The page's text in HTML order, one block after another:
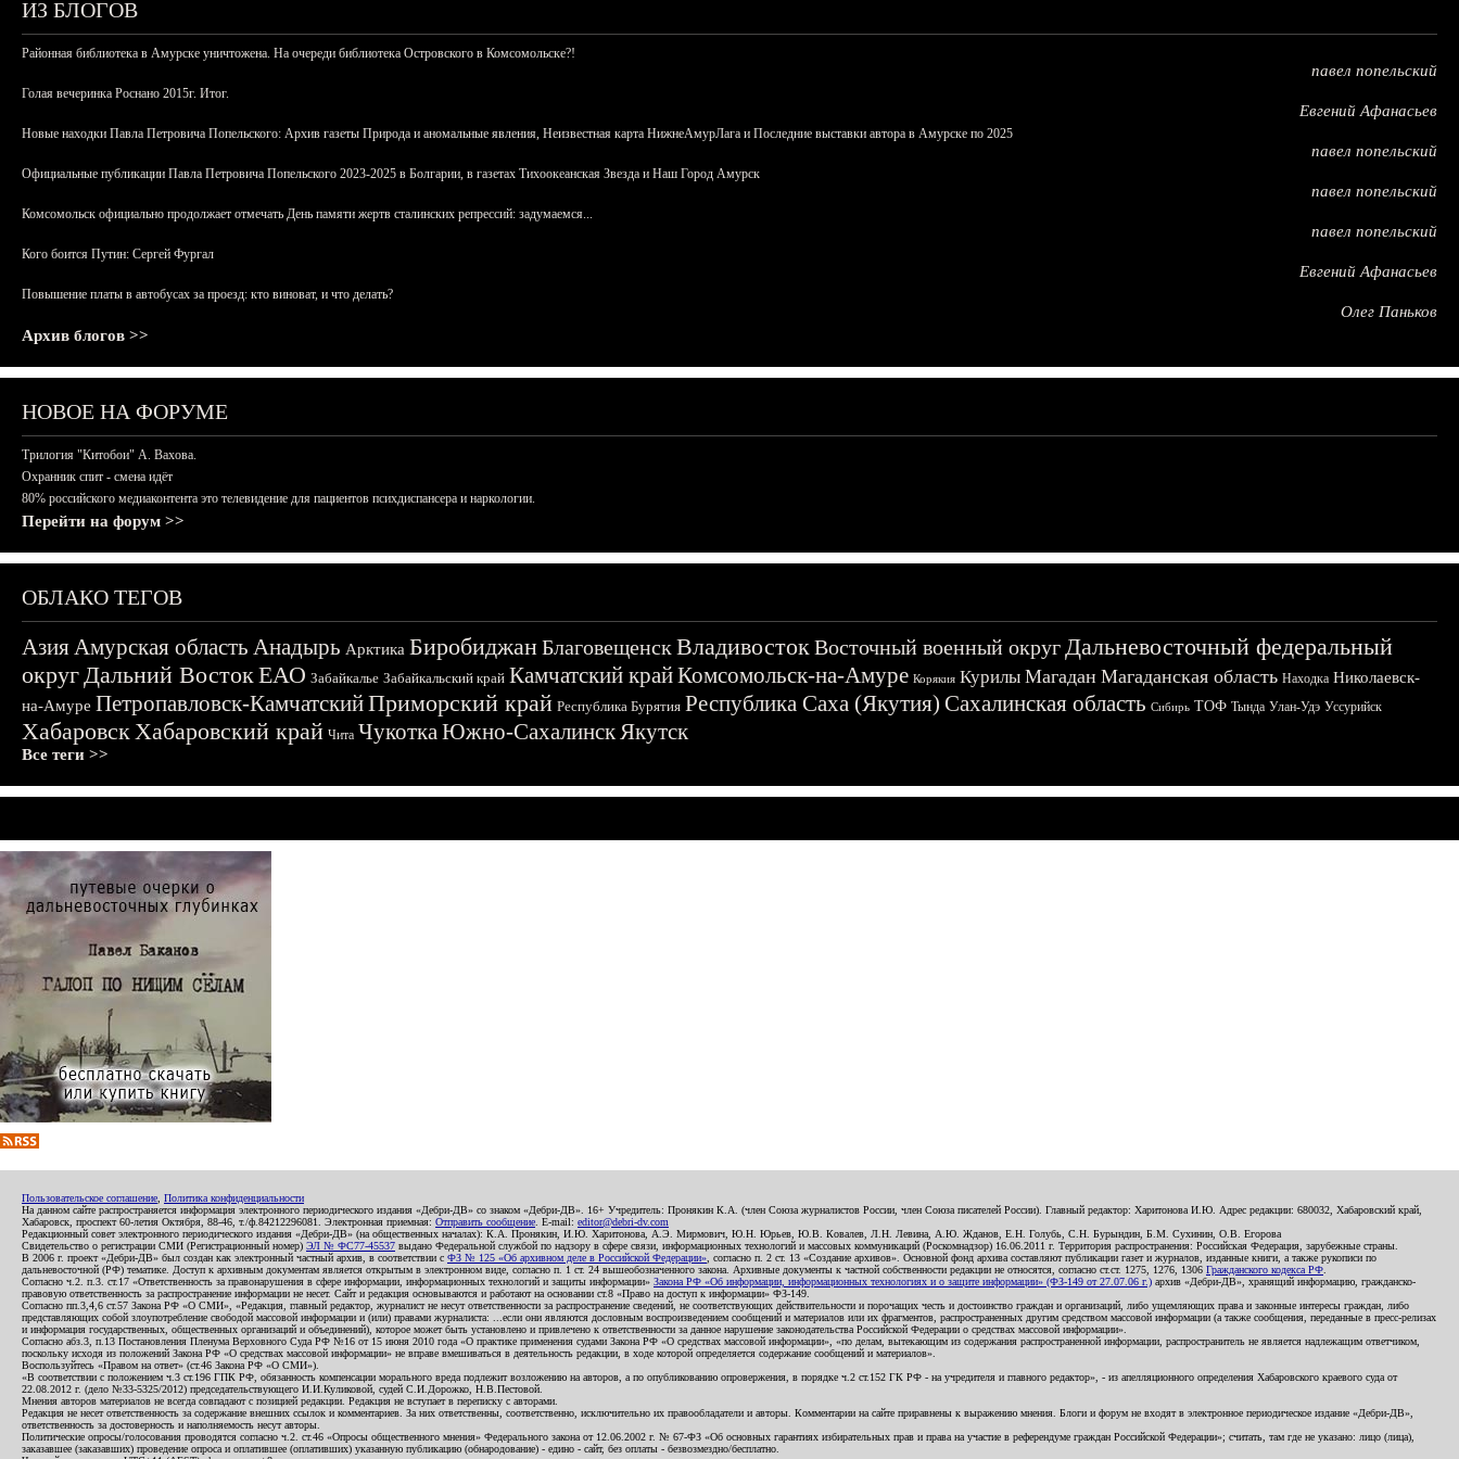
ИЗ БЛОГОВ
Районная библиотека в Амурске уничтожена. На очереди библиотека Островского в Комсомольске?!
павел попельский
Голая вечеринка Роснано 2015г. Итог.
Евгений Афанасьев
Новые находки Павла Петровича Попельского: Архив газеты Природа и аномальные явления, Неизвестная карта НижнеАмурЛага и Последние выставки автора в Амурске по 2025
павел попельский
Официальные публикации Павла Петровича Попельского 2023-2025 в Болгарии, в газетах Тихоокеанская Звезда и Наш Город Амурск
павел попельский
Комсомольск официально продолжает отмечать День памяти жертв сталинских репрессий: задумаемся...
павел попельский
Кого боится Путин: Сергей Фургал
Евгений Афанасьев
Повышение платы в автобусах за проезд: кто виноват, и что делать?
Олег Паньков
Архив блогов >>
НОВОЕ НА ФОРУМЕ
Трилогия "Китобои" А. Вахова.
Охранник спит - смена идёт
80% российского медиаконтента это телевидение для пациентов психдиспансера и наркологии.
Перейти на форум >>
ОБЛАКО ТЕГОВ
АзияАмурская область Анадырь Арктика БиробиджанБлаговещенскВладивостокВосточный военный округДальневосточный федеральный
округДальний ВостокЕАО Забайкалье Забайкальский край Камчатский крайКомсомольск-на-Амуре Корякия Курилы Магадан Магаданская область Находка Николаевск-
на-Амуре Петропавловск-КамчатскийПриморский край Республика Бурятия Республика Саха (Якутия) Сахалинская область Сибирь ТОФ Тында Улан-Удэ Уссурийск
ХабаровскХабаровский край Чита ЧукоткаЮжно-СахалинскЯкутск
Все теги >>
Пользовательское соглашение Политика конфиденциальности
На данном сайте распространяется информация электронного периодического издания «Дебри-ДВ» со знаком «Дебри-ДВ». 16+ Учредитель: Пронякин К.А. (член Союза журналистов России, член Союза писателей России). Главный редактор: Харитонова И.Ю. Адрес редакции: 680032, Хабаровский край,
Хабаровск, проспект 60-летия Октября, 88-46, т./ф.84212296081. Электронная приемная: Отправить сообщение . E-mail: editor@debri-dv.com
Редакционный совет электронного периодического издания «Дебри-ДВ» (на общественных началах): К.А. Пронякин, И.Ю. Харитонова, А.Э. Мирмович, Ю.Н. Юрьев, Ю.В. Ковалев, Л.Н. Левина, А.Ю. Жданов, Е.Н. Голубь, С.Н. Бурындин, Б.М. Сухинин, О.В. Егорова
Свидетельство о регистрации СМИ (Регистрационный номер) ЭЛ № ФС77-45537 выдано Федеральной службой по надзору в сфере связи, информационных технологий и массовых коммуникаций (Роскомнадзор) 16.06.2011 г. Территория распространения: Российская Федерация, зарубежные страны.
В 2006 г. проект «Дебри-ДВ» был создан как электронный частный архив, в соответствии с ФЗ № 125 «Об архивном деле в Российской Федерации» , согласно п. 2 ст. 13 «Создание архивов». Основной фонд архива составляют публикации газет и журналов, изданные книги, а также рукописи по
дальневосточной (РФ) тематике. Доступ к архивным документам является открытым в электронном виде, согласно п. 1 ст. 24 вышеобозначенного закона. Архивные документы к частной собственности редакции не относятся, согласно ст.ст. 1275, 1276, 1306 Гражданского кодекса РФ
Согласно ч.2. п.3. ст.17 «Ответственность за правонарушения в сфере информации, информационных технологий и защиты информации» Закона РФ «Об информации, информационных технологиях и о защите информации» (ФЗ-149 от 27.07.06 г.) архив «Дебри-ДВ», хранящий информацию, гражданско-
правовую ответственность за распространение информации не несет. Сайт и редакция основываются и работают на основании ст.8 «Право на доступ к информации» ФЗ-149.
Согласно пп.3,4,6 ст.57 Закона РФ «О СМИ», «Редакция, главный редактор, журналист не несут ответственности за распространение сведений, не соответствующих действительности и порочащих честь и достоинство граждан и организаций, либо ущемляющих права и законные интересы граждан, либо
представляющих собой злоупотребление свободой массовой информации и (или) правами журналиста: ...если они являются дословным воспроизведением сообщений и материалов или их фрагментов, распространенных другим средством массовой информации (а также сообщения, переданные в пресс-релизах
и информация государственных, общественных организаций и объединений), которое может быть установлено и привлечено к ответственности за данное нарушение законодательства Российской Федерации о средствах массовой информации».
Согласно абз.3, п.13 Постановления Пленума Верховного Суда РФ №16 от 15 июня 2010 года «О практике применения судами Закона РФ «О средствах массовой информации», «по делам, вытекающим из содержания распространенной информации, распространитель не является надлежащим ответчиком,
поскольку исходя из положений Закона РФ «О средствах массовой информации» не вправе вмешиваться в деятельность редакции, в ходе которой определяется содержание сообщений и материалов».
Воспользуйтесь «Правом на ответ» (ст.46 Закона РФ «О СМИ»).
«В соответствии с положением ч.3 ст.196 ГПК РФ, обязанность компенсации морального вреда подлежит возложению на авторов, а по опубликованию опровержения, в порядке ч.2 ст.152 ГК РФ - на учредителя и главного редактор», - из апелляционного определения Хабаровского краевого суда от
22.08.2012 г. (дело №33-5325/2012) председательствующего И.И.Куликовой, судей С.И.Дорожко, Н.В.Пестовой.
Мнения авторов материалов не всегда совпадают с позицией редакции. Редакция не вступает в переписку с авторами.
Редакция не несет ответственность за содержание внешних ссылок и комментариев. За них ответственны, соответственно, исключительно их правообладатели и авторы. Комментарии на сайте приравнены к выражению мнения. Блоги и форум не входят в электронное периодическое издание «Дебри-ДВ»,
ответственность за достоверность и наполняемость несут авторы.
Политические опросы/голосования проводятся согласно ч.2. ст.46 «Опросы общественного мнения» Федерального закона от 12.06.2002 г. № 67-ФЗ «Об основных гарантиях избирательных прав и права на участие в референдуме граждан Российской Федерации»; считать, там где не указано: лицо (лица),
заказавшее (заказавших) проведение опроса и оплатившее (оплативших) указанную публикацию (обнародование) - едино - сайт, без оплаты - безвозмездно/бесплатно.